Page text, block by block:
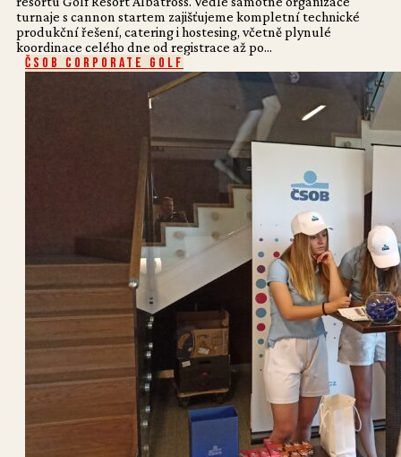
turnaje s cannon startem zajišťujeme kompletní technické
produkční řešení, catering i hostesing, včetně plynulé
koordinace celého dne od registrace až po...
ČSOB Corporate Golf